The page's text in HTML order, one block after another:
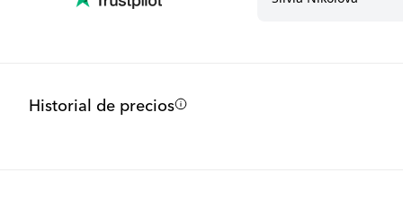
Historial de precios